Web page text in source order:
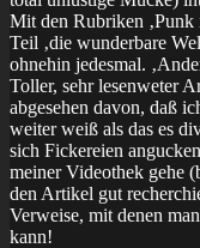
Mit den Rubriken ‚Punk
Teil ‚die wunderbare
ohnehin jedesmal.
Toller, sehr lesenweter
abgesehen davon, daß
weiter weiß als das es
sich Fickereien
meiner Videothek gehe
den Artikel gut
Verweise, mit denen
kann!